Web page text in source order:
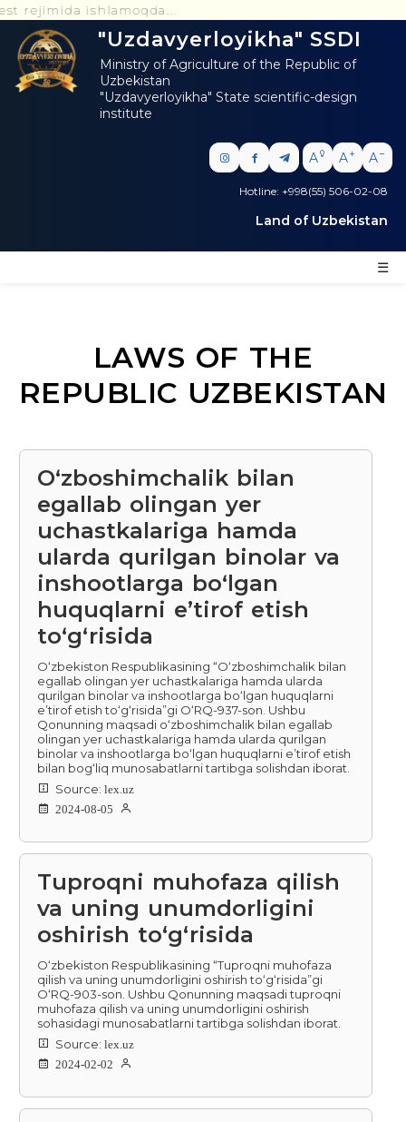
ishlamoqda...
"Uzdavyerloyikha" SSDI
Ministry of Agriculture of the Republic of
Uzbekistan
"Uzdavyerloyikha" State scientific-design
institute
A A A
Hotline: +998(55) 506-02-08
Land of Uzbekistan
☰
LAWS OF THE
REPUBLIC UZBEKISTAN
Oʻzboshimchalik bilan
egallab olingan yer
uchastkalariga hamda
ularda qurilgan binolar va
inshootlarga boʻlgan
huquqlarni eʼtirof etish
toʻgʻrisida
O‘zbekiston Respublikasining “O‘zboshimchalik bilan
egallab olingan yer uchastkalariga hamda ularda
qurilgan binolar va inshootlarga bo‘lgan huquqlarni
e’tirof etish to‘g‘risida”gi O‘RQ-937-son. Ushbu
Qonunning maqsadi o‘zboshimchalik bilan egallab
olingan yer uchastkalariga hamda ularda qurilgan
binolar va inshootlarga bo‘lgan huquqlarni e’tirof etish
bilan bog‘liq munosabatlarni tartibga solishdan iborat.
Source: lex.uz
2024-08-05
Tuproqni muhofaza qilish
va uning unumdorligini
oshirish to‘g‘risida
O‘zbekiston Respublikasining “Tuproqni muhofaza
qilish va uning unumdorligini oshirish to‘g‘risida”gi
O‘RQ-903-son. Ushbu Qonunning maqsadi tuproqni
muhofaza qilish va uning unumdorligini oshirish
sohasidagi munosabatlarni tartibga solishdan iborat.
Source: lex.uz
2024-02-02